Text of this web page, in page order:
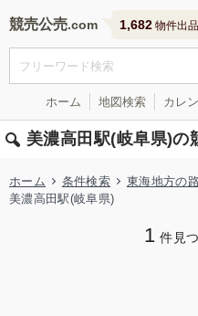
競売公売 1,682 物件出
ホーム 地図検索 カレ
美濃高田駅(岐阜県)の
ホーム 条件検索 東海地方の
美濃高田駅(岐阜県)
1 件見